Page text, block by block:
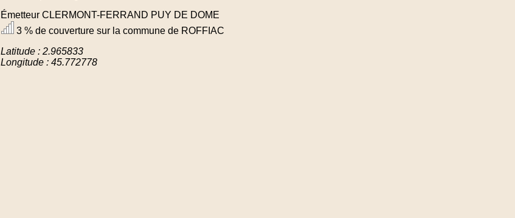
Émetteur CLERMONT-FERRAND PUY DE DOME
3 % de couverture sur la commune de ROFFIAC
Latitude : 2.965833
Longitude : 45.772778